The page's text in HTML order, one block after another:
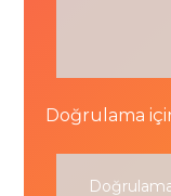
Doğrulama